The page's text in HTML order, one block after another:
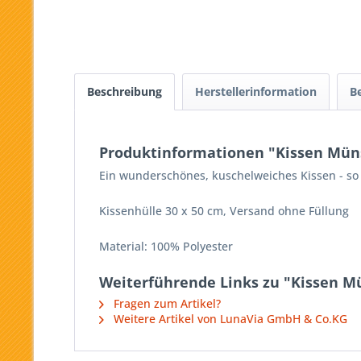
Beschreibung Herstellerinformation
Produktinformationen "Kissen
Ein wunderschönes, kuschelweiches Kissen -
Kissenhülle 30 x 50 cm, Versand ohne Füllung
Material: 100% Polyester
Weiterführende Links zu "Kissen
Fragen zum Artikel?
Weitere Artikel von LunaVia GmbH & Co.KG